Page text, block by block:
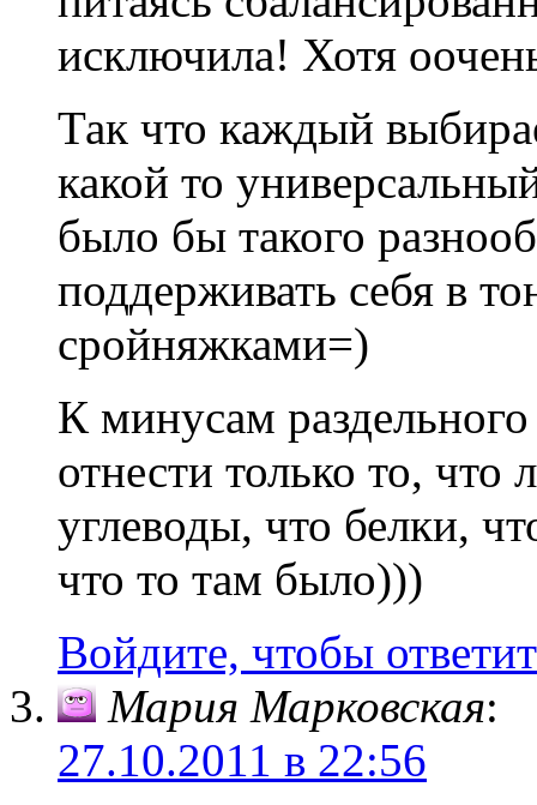
исключила! Хотя
Так что каждый
какой то
было бы такого
поддерживать себя в
сройняжками=)
К минусам
отнести только то, что
углеводы, что белки,
что то там было)))
Войдите, чтобы
Мария Марковская:
27.10.2011 в 22:56